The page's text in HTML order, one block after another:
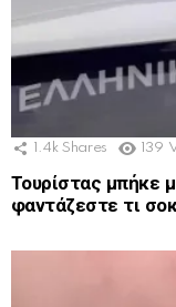
1.4k Shares 139
Τουρίστας μπήκε
φαντάζεστε τι